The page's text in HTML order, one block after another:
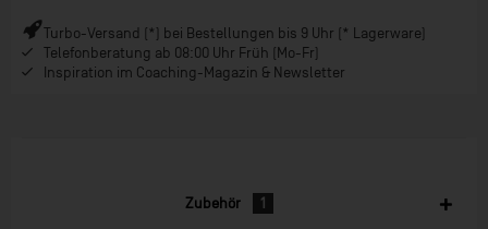
Turbo-Versand (*) bei Bestellungen bis 9 Uhr (* Lagerware)
Telefonberatung ab 08:00 Uhr Früh (Mo-Fr)
Inspiration im Coaching-Magazin & Newsletter
Zubehör 1